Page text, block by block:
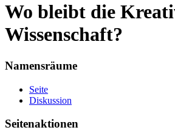
Wo bleibt die
Wissenschaft?
Namensräume
Seite
Diskussion
Seitenaktionen